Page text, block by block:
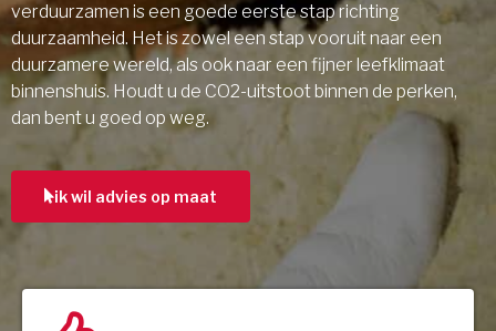
verduurzamen is een goede eerste stap richting
duurzaamheid. Het is zowel een stap vooruit naar een
duurzamere wereld, als ook naar een fijner leefklimaat
binnenshuis. Houdt u de CO2-uitstoot binnen de perken,
dan bent u goed op weg.
ik wil advies op maat